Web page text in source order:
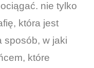
nie tylko
która jest
sposób, w jaki
które